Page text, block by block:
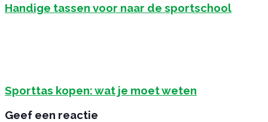
Handige tassen voor naar de sportschool
Sporttas kopen: wat je moet weten
Geef een reactie